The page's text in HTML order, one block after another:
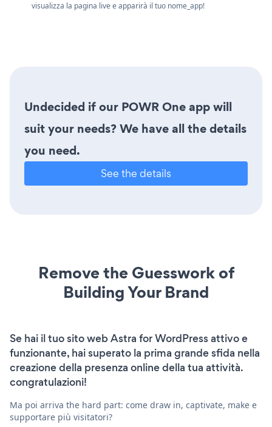
visualizza la pagina live e apparirà il tuo nome_app!
Undecided if our POWR One app will
suit your needs? We have all the details
you need.
See the details
Remove the Guesswork of
Building Your Brand
Se hai il tuo sito web Astra for WordPress attivo e
funzionante, hai superato la prima grande sfida nella
creazione della presenza online della tua attività.
congratulazioni!
Ma poi arriva the hard part: come draw in, captivate, make e
supportare più visitatori?